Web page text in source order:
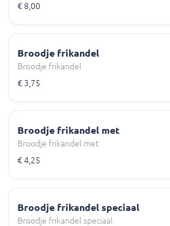
€ 8,00
Broodje frikandel
Broodje frikandel
€ 3,75
Broodje frikandel met
Broodje frikandel met
€ 4,25
Broodje frikandel speciaal
Broodje frikandel speciaal